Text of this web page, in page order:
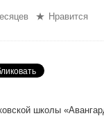
Нравится
школы